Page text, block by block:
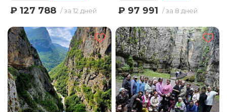
₽ 127 788 / за 12 дней ₽ 97 991 / за 8 дней